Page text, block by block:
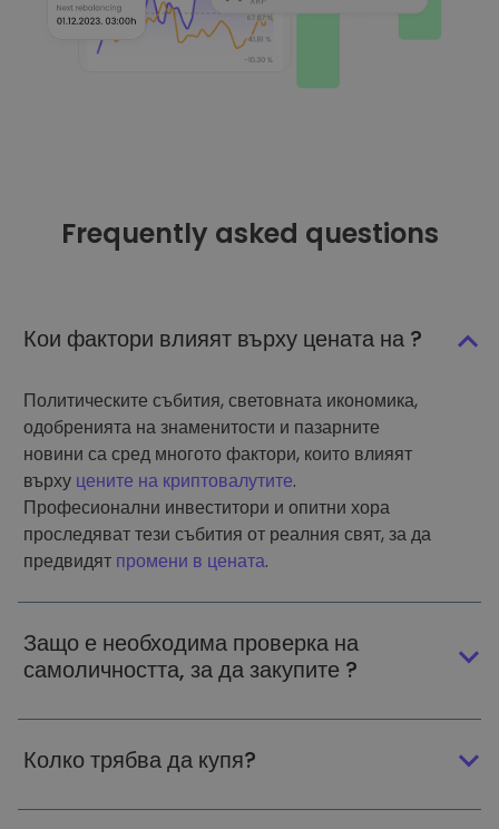
Frequently asked questions
Кои фактори влияят върху цената на ?
Политическите събития, световната икономика,
одобренията на знаменитости и пазарните
новини са сред многото фактори, които влияят
върху цените на криптовалутите.
Професионални инвеститори и опитни хора
проследяват тези събития от реалния свят, за да
предвидят промени в цената.
Защо е необходима проверка на
самоличността, за да закупите ?
Колко трябва да купя?